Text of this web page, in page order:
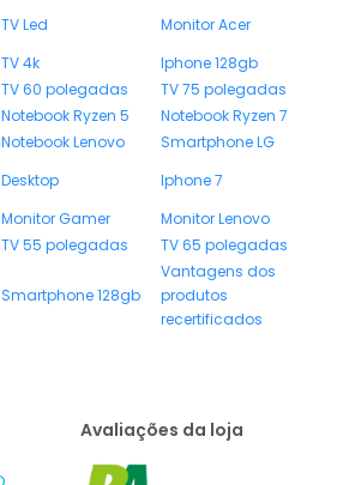
TV Led
Monitor Acer
TV 4k
Iphone 128gb
TV 60 polegadas
TV 75 polegadas
Notebook Ryzen 5
Notebook Ryzen 7
Notebook Lenovo
Smartphone LG
Desktop
Iphone 7
Monitor Gamer
Monitor Lenovo
TV 55 polegadas TV 65 polegadas
Smartphone 128gb
Vantagens dos
produtos
recertificados
Avaliações da loja